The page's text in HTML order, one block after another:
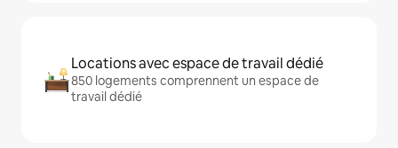
Locations avec espace de travail dédié
850 logements comprennent un espace de
travail dédié